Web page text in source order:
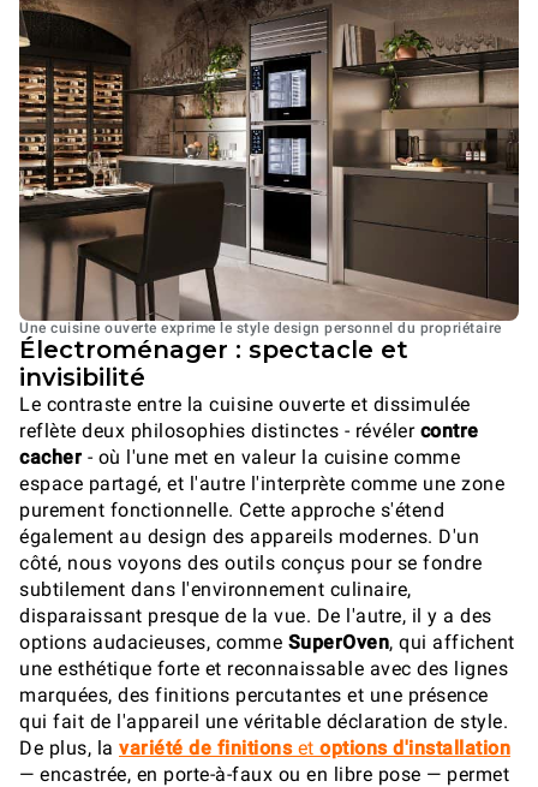
Une cuisine ouverte exprime le style design personnel du propriétaire
Électroménager : spectacle et
invisibilité
Le contraste entre la cuisine ouverte et dissimulée
reflète deux philosophies distinctes - révéler contre
cacher - où l'une met en valeur la cuisine comme
espace partagé, et l'autre l'interprète comme une zone
purement fonctionnelle. Cette approche s'étend
également au design des appareils modernes. D'un
côté, nous voyons des outils conçus pour se fondre
subtilement dans l'environnement culinaire,
disparaissant presque de la vue. De l'autre, il y a des
options audacieuses, comme SuperOven, qui affichent
une esthétique forte et reconnaissable avec des lignes
marquées, des finitions percutantes et une présence
qui fait de l'appareil une véritable déclaration de style.
De plus, la variété de finitionset options d'installation
— encastrée, en porte-à-faux ou en libre pose — permet